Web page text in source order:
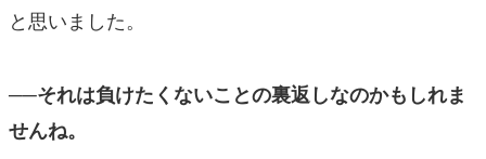
と思いました。
──それは負けたくないことの裏返しなのかもしれま
せんね。